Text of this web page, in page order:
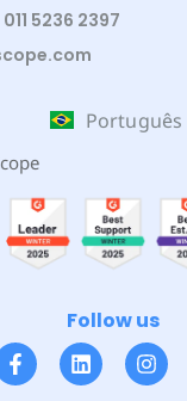
5236 2397
Português
Follow us